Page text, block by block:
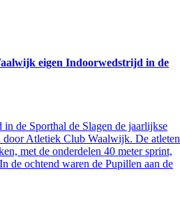
eigen Indoorwedstrijd in de
de Sporthal de Slagen de jaarlijkse
door Atletiek Club Waalwijk. De atleten
met de onderdelen 40 meter sprint,
de ochtend waren de Pupillen aan de